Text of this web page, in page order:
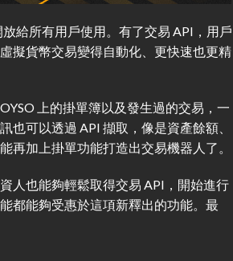
給所有用戶使用。有了交易 API，用戶
擬貨幣交易變得自動化、更快速也更精
上的掛單簿以及發生過的交易，一
可以透過 API 擷取，像是資產餘額、
再加上掛單功能打造出交易機器人了。
人也能夠輕鬆取得交易 API，開始進行
都能夠受惠於這項新釋出的功能。最